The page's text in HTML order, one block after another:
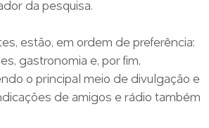
da pesquisa.
estão, em ordem de preferência:
gastronomia e, por fim,
o principal meio de divulgação e
de amigos e rádio também